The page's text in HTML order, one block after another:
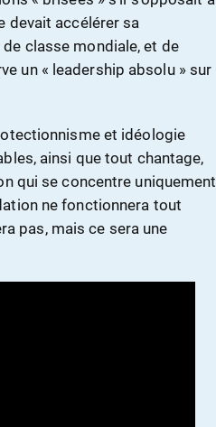
devait accélérer sa
classe mondiale, et de
un « leadership absolu » sur
et idéologie
ainsi que tout chantage,
qui se concentre uniquement
ne fonctionnera tout
pas, mais ce sera une